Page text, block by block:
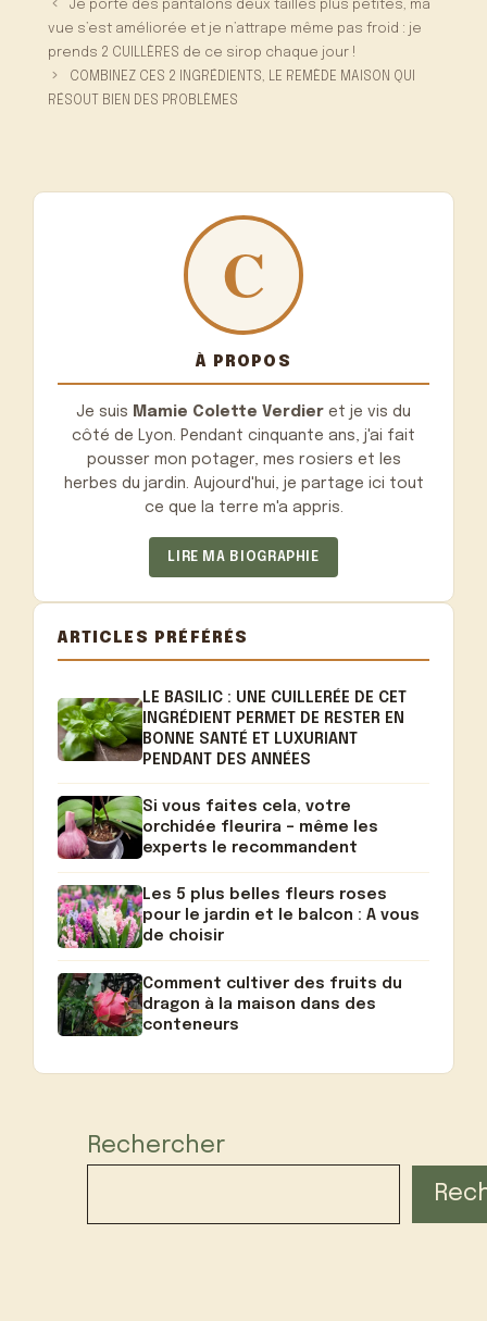
Je porte des pantalons deux tailles plus petites, ma
vue s’est améliorée et je n’attrape même pas froid : je
prends 2 CUILLÈRES de ce sirop chaque jour !
COMBINEZ CES 2 INGRÉDIENTS, LE REMÈDE MAISON QUI
RÉSOUT BIEN DES PROBLÈMES
À PROPOS
Je suis Mamie Colette Verdier et je vis du
côté de Lyon. Pendant cinquante ans, j'ai fait
pousser mon potager, mes rosiers et les
herbes du jardin. Aujourd'hui, je partage ici tout
ce que la terre m'a appris.
LIRE MA BIOGRAPHIE
ARTICLES PRÉFÉRÉS
LE BASILIC : UNE CUILLERÉE DE CET
INGRÉDIENT PERMET DE RESTER EN
BONNE SANTÉ ET LUXURIANT
PENDANT DES ANNÉES
Si vous faites cela, votre
orchidée fleurira – même les
experts le recommandent
Les 5 plus belles fleurs roses
pour le jardin et le balcon : A vous
de choisir
Comment cultiver des fruits du
dragon à la maison dans des
conteneurs
Rechercher